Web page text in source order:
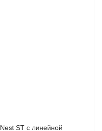
ST с линейной